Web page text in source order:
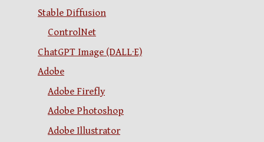
Stable Diffusion
ControlNet
ChatGPT Image (DALL·E)
Adobe
Adobe Firefly
Adobe Photoshop
Adobe Illustrator